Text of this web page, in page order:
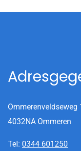
Ommerenveldseweg
4032NA Ommeren
Tel: 0344 601250